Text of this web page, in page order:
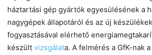
háztartási gép gyártók egyesülésének a
nagygépek állapotáról és az új
fogyasztásával elérhető
készült vizsgálata. A felmérés a GfK-nak